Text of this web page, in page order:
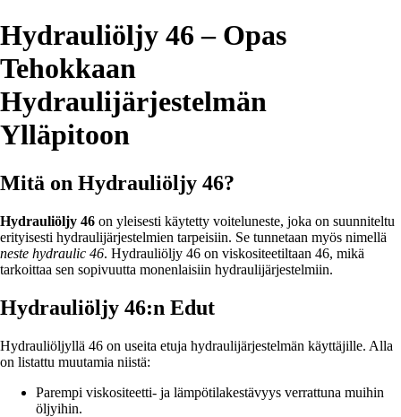
Hydrauliöljy 46 – Opas
Tehokkaan
Hydraulijärjestelmän
Ylläpitoon
Mitä on Hydrauliöljy 46?
Hydrauliöljy 46 on yleisesti käytetty voiteluneste, joka on suunniteltu
erityisesti hydraulijärjestelmien tarpeisiin. Se tunnetaan myös nimellä
neste hydraulic 46. Hydrauliöljy 46 on viskositeetiltaan 46, mikä
tarkoittaa sen sopivuutta monenlaisiin hydraulijärjestelmiin.
Hydrauliöljy 46:n Edut
Hydrauliöljyllä 46 on useita etuja hydraulijärjestelmän käyttäjille. Alla
on listattu muutamia niistä:
Parempi viskositeetti- ja lämpötilakestävyys verrattuna muihin
öljyihin.